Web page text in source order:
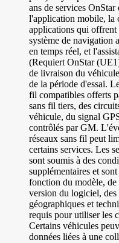
ans de services
l'application mobile, la
applications qui offrent
système de navigation
en temps réel, et
(Requiert OnStar
de livraison du
de la période d'essai.
fil compatibles offerts
sans fil tiers, des
véhicule, du signal
contrôlés par GM.
réseaux sans fil peut
certains services. Les
sont soumis à des
supplémentaires et
fonction du modèle,
version du logiciel,
géographiques et
requis pour utiliser les
Certains véhicules
données liées à une